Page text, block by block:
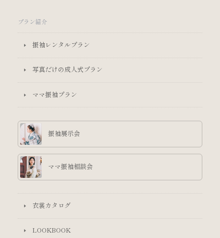
プラン紹介
振袖レンタルプラン
写真だけの成人式プラン
ママ振袖プラン
振袖展示会
ママ振袖相談会
衣裳カタログ
LOOKBOOK